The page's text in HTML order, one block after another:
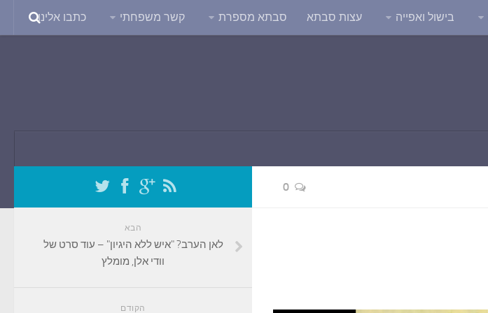
בישול ואפייה עצות סבתא סבתא מספרת קשר משפחתי כתבו אלינו
0
הבא
לאן הערב? "איש ללא היגיון" – עוד סרט של
וודי אלן, מומלץ
הקודם